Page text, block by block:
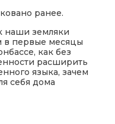
ранее.
наши земляки
в первые месяцы
как без
расширить
языка, зачем
себя дома